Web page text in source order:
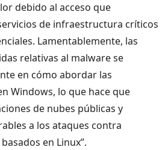
debido al acceso que
de infraestructura críticos
Lamentablemente, las
relativas al malware se
en cómo abordar las
Windows, lo que hace que
de nubes públicas y
a los ataques contra
en Linux”.